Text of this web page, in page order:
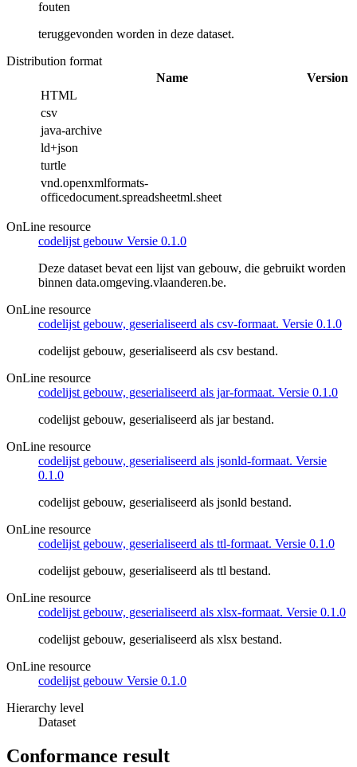
fouten
teruggevonden worden in deze dataset.
Distribution format
Name
Version
HTML
csv
java-archive
ld+json
turtle
vnd.openxmlformats-
officedocument.spreadsheetml.sheet
OnLine resource
codelijst gebouw Versie 0.1.0
Deze dataset bevat een lijst van gebouw, die gebruikt worden
binnen data.omgeving.vlaanderen.be.
OnLine resource
codelijst gebouw, geserialiseerd als csv-formaat. Versie 0.1.0
codelijst gebouw, geserialiseerd als csv bestand.
OnLine resource
codelijst gebouw, geserialiseerd als jar-formaat. Versie 0.1.0
codelijst gebouw, geserialiseerd als jar bestand.
OnLine resource
codelijst gebouw, geserialiseerd als jsonld-formaat. Versie
0.1.0
codelijst gebouw, geserialiseerd als jsonld bestand.
OnLine resource
codelijst gebouw, geserialiseerd als ttl-formaat. Versie 0.1.0
codelijst gebouw, geserialiseerd als ttl bestand.
OnLine resource
codelijst gebouw, geserialiseerd als xlsx-formaat. Versie 0.1.0
codelijst gebouw, geserialiseerd als xlsx bestand.
OnLine resource
codelijst gebouw Versie 0.1.0
Hierarchy level
Dataset
Conformance result